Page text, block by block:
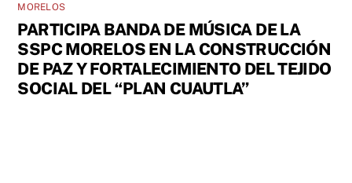
MORELOS
PARTICIPA BANDA DE MÚSICA DE LA
SSPC MORELOS EN LA CONSTRUCCIÓN
DE PAZ Y FORTALECIMIENTO DEL TEJIDO
SOCIAL DEL “PLAN CUAUTLA”